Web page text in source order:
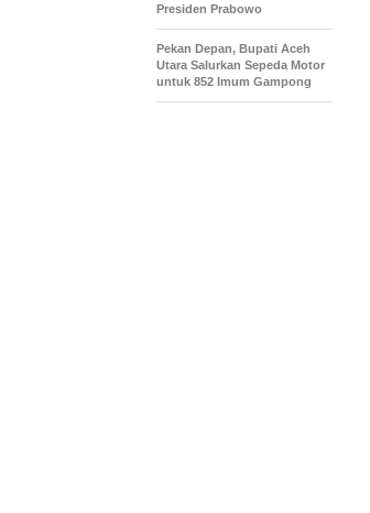
Presiden Prabowo
Pekan Depan, Bupati Aceh
Utara Salurkan Sepeda Motor
untuk 852 Imum Gampong